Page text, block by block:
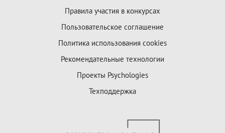
Правила участия в конкурсах
Пользовательское соглашение
Политика использования cookies
Рекомендательные технологии
Проекты Psychologies
Техподдержка